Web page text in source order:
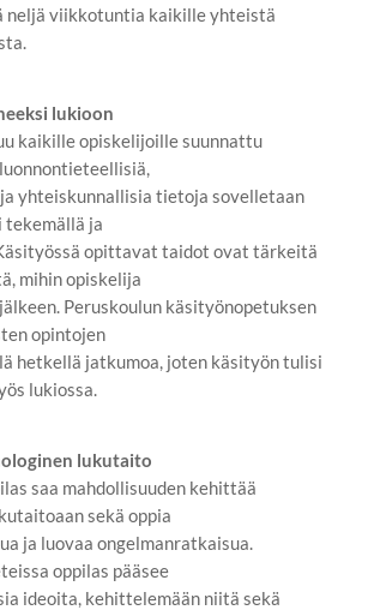
neljä viikkotuntia kaikille yhteistä
lukioon
kaikille opiskelijoille suunnattu
yhteiskunnallisia tietoja sovelletaan
ja
opittavat taidot ovat tärkeitä
mihin opiskelija
Peruskoulun käsityönopetuksen
opintojen
hetkellä jatkumoa, joten käsityön tulisi
lukiossa.
lukutaito
saa mahdollisuuden kehittää
sekä oppia
ja luovaa ongelmanratkaisua.
oppilas pääsee
ideoita, kehittelemään niitä sekä